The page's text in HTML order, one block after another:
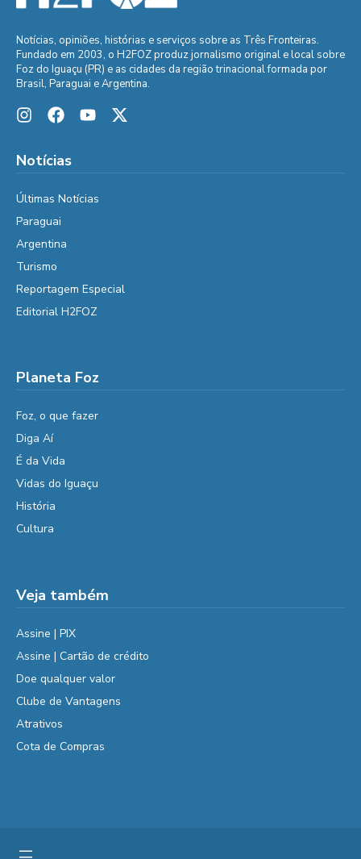
Notícias, opiniões, histórias e serviços sobre as Três Fronteiras.
Fundado em 2003, o H2FOZ produz jornalismo original e local sobre
Foz do Iguaçu (PR) e as cidades da região trinacional formada por
Brasil, Paraguai e Argentina.
Notícias
Últimas Notícias
Paraguai
Argentina
Turismo
Reportagem Especial
Editorial H2FOZ
Planeta Foz
Foz, o que fazer
Diga Aí
É da Vida
Vidas do Iguaçu
História
Cultura
Veja também
Assine | PIX
Assine | Cartão de crédito
Doe qualquer valor
Clube de Vantagens
Atrativos
Cota de Compras